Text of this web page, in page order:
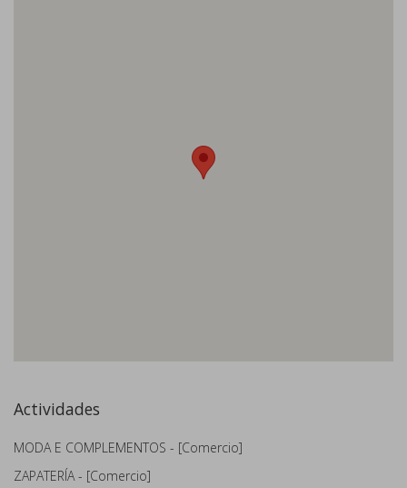
Actividades
MODA E COMPLEMENTOS - [Comercio]
ZAPATERÍA - [Comercio]